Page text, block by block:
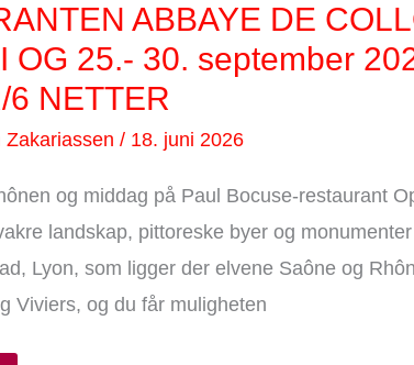
ABBAYE DE
OG 25.- 30. september
6 NETTER
Zakariassen/ 18. juni 2026
og middag på Paul Bocuse-restaurant
landskap, pittoreske byer og
Lyon, som ligger der elvene Saône og
Viviers, og du får muligheten